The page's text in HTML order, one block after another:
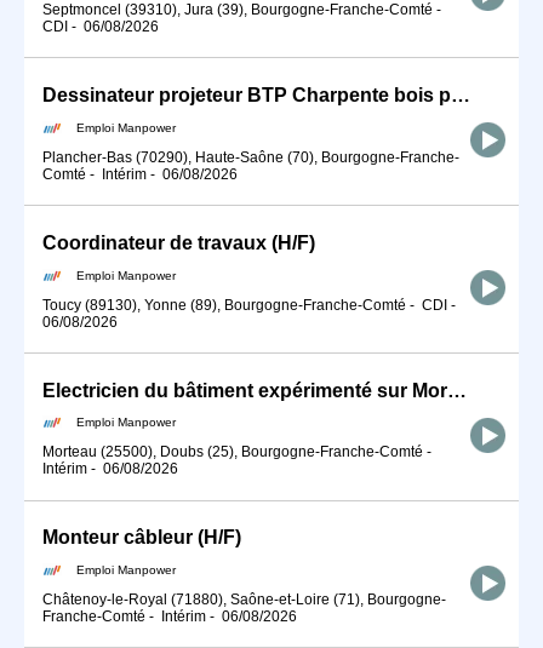
Septmoncel (39310), Jura (39), Bourgogne-Franche-Comté -
CDI - 06/08/2026
Dessinateur projeteur BTP Charpente bois proche Lure (H/F)
Emploi Manpower
Plancher-Bas (70290), Haute-Saône (70), Bourgogne-Franche-
Comté - Intérim - 06/08/2026
Coordinateur de travaux (H/F)
Emploi Manpower
Toucy (89130), Yonne (89), Bourgogne-Franche-Comté - CDI -
06/08/2026
Electricien du bâtiment expérimenté sur Morteau (H/F)
Emploi Manpower
Morteau (25500), Doubs (25), Bourgogne-Franche-Comté -
Intérim - 06/08/2026
Monteur câbleur (H/F)
Emploi Manpower
Châtenoy-le-Royal (71880), Saône-et-Loire (71), Bourgogne-
Franche-Comté - Intérim - 06/08/2026